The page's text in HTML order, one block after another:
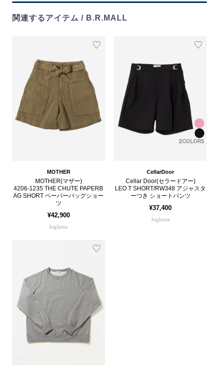
関連するアイテム / B.R.MALL
MOTHER
MOTHER(マザー)
4206-1235 THE CHUTE PAPERB
AG SHORT ペーパーバッグショー
ツ
¥42,900
biglietta
CellarDoor
Cellar Door(セラードアー)
LEO T SHORT/RW348 アジャスタ
ーつき ショートパンツ
¥37,400
biglietta